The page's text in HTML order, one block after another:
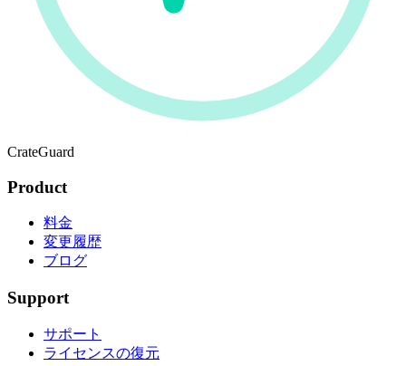
CrateGuard
Product
料金
変更履歴
ブログ
Support
サポート
ライセンスの復元